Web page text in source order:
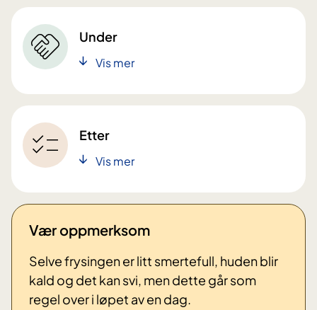
Under
Vis mer
Etter
Vis mer
Vær oppmerksom
Selve frysingen er litt smertefull, huden blir
kald og det kan svi, men dette går som
regel over i løpet av en dag.